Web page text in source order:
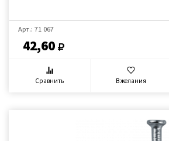
Арт.: 71 067
42,60
Сравнить В желания